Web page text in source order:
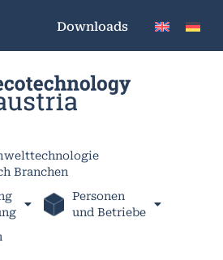
Downloads
Branchen
Personen
und Betriebe